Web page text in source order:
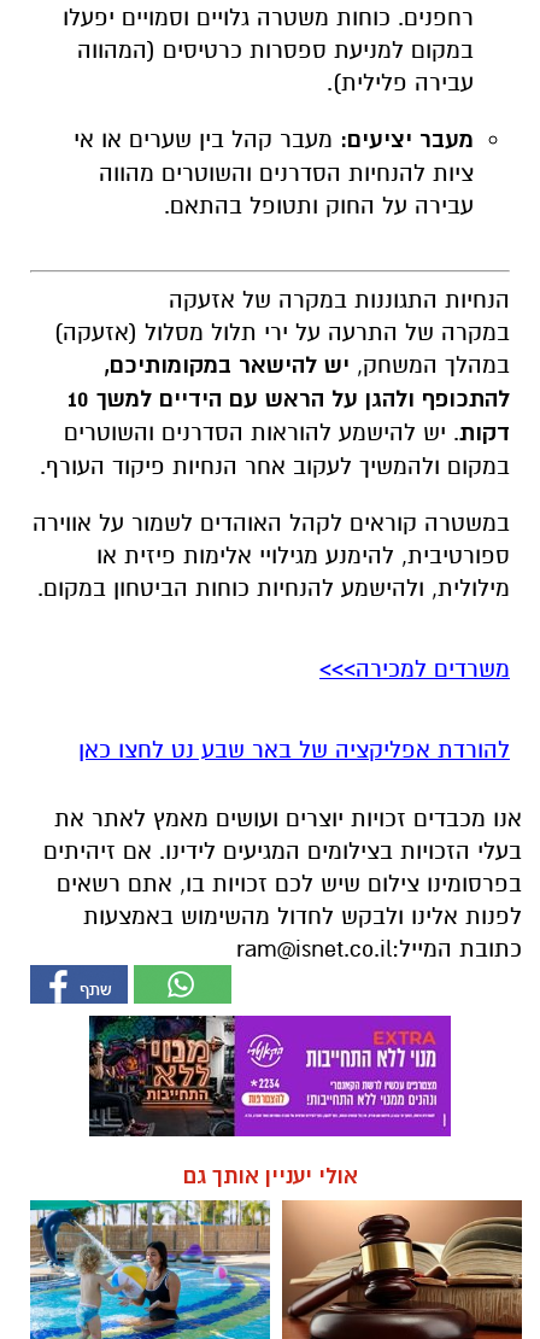
רחפנים. כוחות משטרה גלויים וסמויים יפעלו
במקום למניעת ספסרות כרטיסים (המהווה
עבירה פלילית).
מעבר יציעים: מעבר קהל בין שערים או אי
ציות להנחיות הסדרנים והשוטרים מהווה
עבירה על החוק ותטופל בהתאם.
הנחיות התגוננות במקרה של אזעקה
במקרה של התרעה על ירי תלול מסלול (אזעקה)
במהלך המשחק, יש להישאר במקומותיכם,
להתכופף ולהגן על הראש עם הידיים למשך 10
דקות. יש להישמע להוראות הסדרנים והשוטרים
במקום ולהמשיך לעקוב אחר הנחיות פיקוד העורף.
במשטרה קוראים לקהל האוהדים לשמור על אווירה
ספורטיבית, להימנע מגילויי אלימות פיזית או
מילולית, ולהישמע להנחיות כוחות הביטחון במקום.
משרדים למכירה>>>
להורדת אפליקציה של באר שבע נט לחצו כאן
אנו מכבדים זכויות יוצרים ועושים מאמץ לאתר את
בעלי הזכויות בצילומים המגיעים לידינו. אם זיהיתים
בפרסומינו צילום שיש לכם זכויות בו, אתם רשאים
לפנות אלינו ולבקש לחדול מהשימוש באמצעות
כתובת המייל:ram@isnet.co.il
אולי יעניין אותך גם